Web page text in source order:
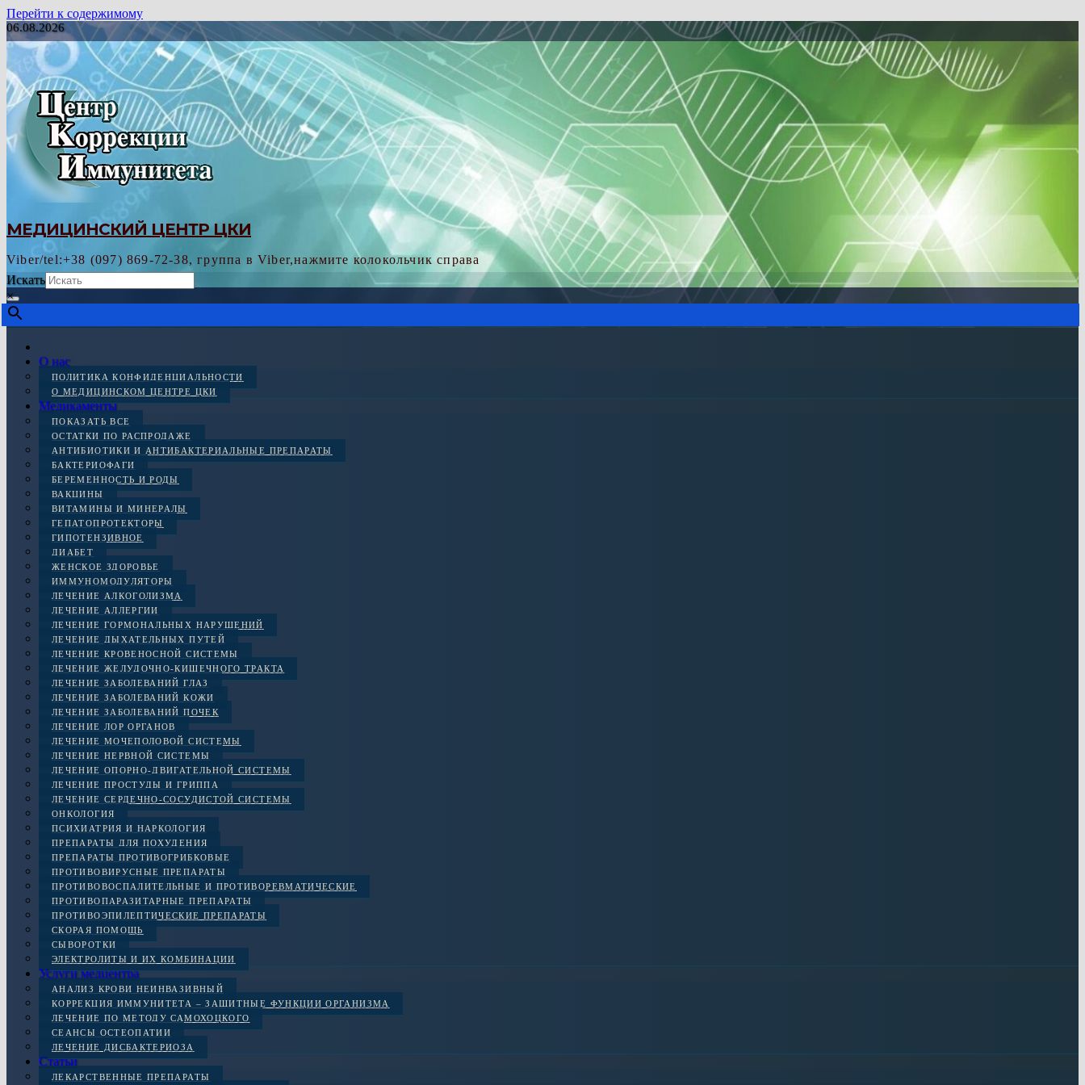
Перейти к содержимому
06.08.2026
МЕДИЦИНСКИЙ ЦЕНТР ЦКИ
Viber/tel:+38 (097) 869-72-38, группа в Viber,нажмите колокольчик справа
Искать
×
О нас
ПОЛИТИКА КОНФИДЕНЦИАЛЬНОСТИ
О МЕДИЦИНСКОМ ЦЕНТРЕ ЦКИ
Медикаменты
ПОКАЗАТЬ ВСЕ
ОСТАТКИ ПО РАСПРОДАЖЕ
АНТИБИОТИКИ И АНТИБАКТЕРИАЛЬНЫЕ ПРЕПАРАТЫ
БАКТЕРИОФАГИ
БЕРЕМЕННОСТЬ И РОДЫ
ВАКЦИНЫ
ВИТАМИНЫ И МИНЕРАЛЫ
ГЕПАТОПРОТЕКТОРЫ
ГИПОТЕНЗИВНОЕ
ДИАБЕТ
ЖЕНСКОЕ ЗДОРОВЬЕ
ИММУНОМОДУЛЯТОРЫ
ЛЕЧЕНИЕ АЛКОГОЛИЗМА
ЛЕЧЕНИЕ АЛЛЕРГИИ
ЛЕЧЕНИЕ ГОРМОНАЛЬНЫХ НАРУШЕНИЙ
ЛЕЧЕНИЕ ДЫХАТЕЛЬНЫХ ПУТЕЙ
ЛЕЧЕНИЕ КРОВЕНОСНОЙ СИСТЕМЫ
ЛЕЧЕНИЕ ЖЕЛУДОЧНО-КИШЕЧНОГО ТРАКТА
ЛЕЧЕНИЕ ЗАБОЛЕВАНИЙ ГЛАЗ
ЛЕЧЕНИЕ ЗАБОЛЕВАНИЙ КОЖИ
ЛЕЧЕНИЕ ЗАБОЛЕВАНИЙ ПОЧЕК
ЛЕЧЕНИЕ ЛОР ОРГАНОВ
ЛЕЧЕНИЕ МОЧЕПОЛОВОЙ СИСТЕМЫ
ЛЕЧЕНИЕ НЕРВНОЙ СИСТЕМЫ
ЛЕЧЕНИЕ ОПОРНО-ДВИГАТЕЛЬНОЙ СИСТЕМЫ
ЛЕЧЕНИЕ ПРОСТУДЫ И ГРИППА
ЛЕЧЕНИЕ СЕРДЕЧНО-СОСУДИСТОЙ СИСТЕМЫ
ОНКОЛОГИЯ
ПСИХИАТРИЯ И НАРКОЛОГИЯ
ПРЕПАРАТЫ ДЛЯ ПОХУДЕНИЯ
ПРЕПАРАТЫ ПРОТИВОГРИБКОВЫЕ
ПРОТИВОВИРУСНЫЕ ПРЕПАРАТЫ
ПРОТИВОВОСПАЛИТЕЛЬНЫЕ И ПРОТИВОРЕВМАТИЧЕСКИЕ
ПРОТИВОПАРАЗИТАРНЫЕ ПРЕПАРАТЫ
ПРОТИВОЭПИЛЕПТИЧЕСКИЕ ПРЕПАРАТЫ
СКОРАЯ ПОМОЩЬ
СЫВОРОТКИ
ЭЛЕКТРОЛИТЫ И ИХ КОМБИНАЦИИ
Услуги медцентра
АНАЛИЗ КРОВИ НЕИНВАЗИВНЫЙ
КОРРЕКЦИЯ ИММУНИТЕТА – ЗАЩИТНЫЕ ФУНКЦИИ ОРГАНИЗМА
ЛЕЧЕНИЕ ПО МЕТОДУ САМОХОЦКОГО
СЕАНСЫ ОСТЕОПАТИИ
ЛЕЧЕНИЕ ДИСБАКТЕРИОЗА
Статьи
ЛЕКАРСТВЕННЫЕ ПРЕПАРАТЫ